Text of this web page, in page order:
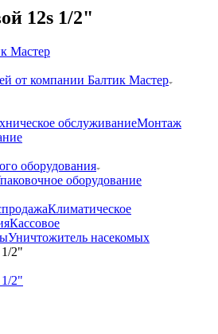
12s 1/2"
Мастер
от компании Балтик Мастер
обслуживаниеМонтаж
оборудования
оборудование
Климатическое
Кассовое
Уничтожитель насекомых
2"